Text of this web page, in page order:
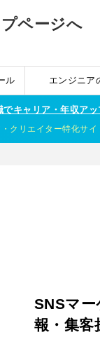
ル エンジニア
キャリア・年収ア
クリエイター特化サ
SNSマ
報・集客